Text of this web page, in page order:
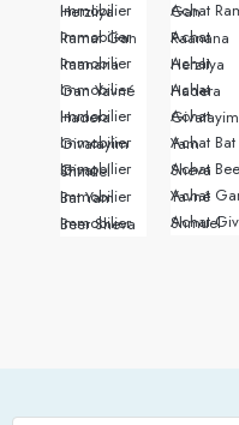
Immobilier Herzliya
Immobilier Ramat Gan
Immobilier Raanana
Immobilier Gan Yavné
Immobilier Hadera
Immobilier Givatayim
Immobilier Givat Shmuel
Immobilier Bat Yam
Immobilier Beer Sheva
Achat Ramat Gan
Achat Raanana
Achat Herzliya
Achat Hadera
Achat Givatayim
Achat Bat Yam
Achat Beer Sheva
Achat Gan Yavné
Achat Givat Shmuel